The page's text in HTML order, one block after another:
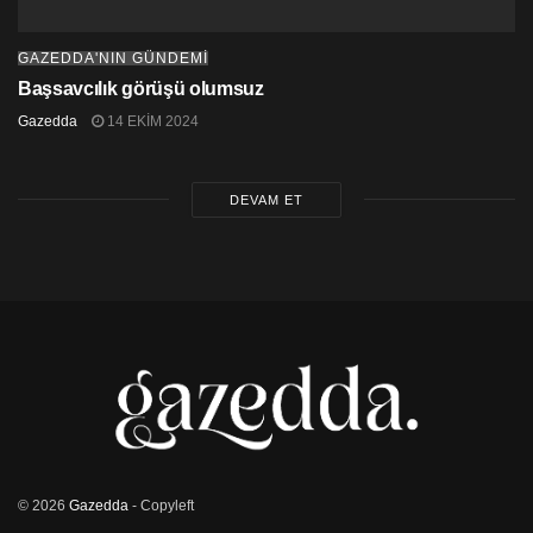
GAZEDDA'NIN GÜNDEMİ
Başsavcılık görüşü olumsuz
Gazedda 14 EKIM 2024
DEVAM ET
© 2026 Gazedda - Copyleft